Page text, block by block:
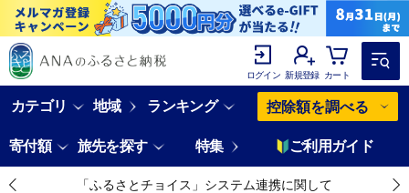
ログイン 新規登録 カート
カテゴリ 地域 ランキング 控除額を調べる
寄付額 旅先を探す 特集 ご利用ガイド
「ふるさとチョイス」システム連携に関して